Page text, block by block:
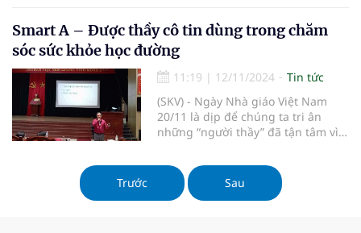
Smart A – Được thầy cô tin dùng trong chăm
sóc sức khỏe học đường
11:19 | 12/11/2024
Tin tức
(SKV) - Ngày Nhà giáo Việt Nam
20/11 là dịp để chúng ta tri ân
những “người thầy” đã tận tâm vì
truyền đạt kiến thức, các thầy cô
còn luôn tìm kiếm những phương
pháp chăm sóc sức khỏe hiệu quả
Trước Sau